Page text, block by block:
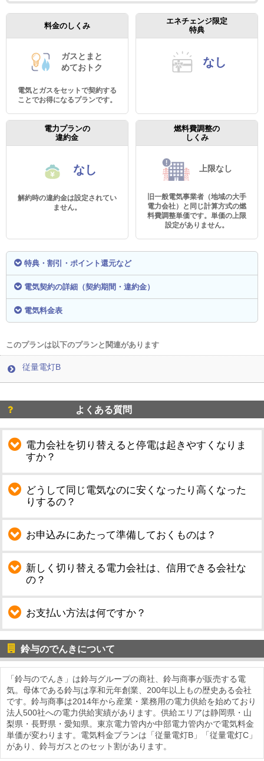
料金のしくみ
ガスとまと
めておトク
電気とガスをセットで契約する
ことでお得になるプランです。
エネチェンジ限定
特典
なし
電力プランの
違約金
なし
解約時の違約金は設定されてい
ません。
燃料費調整の
しくみ
上限なし
旧一般電気事業者（地域の大手
電力会社）と同じ計算方式の燃
料費調整単価です。単価の上限
設定がありません。
特典・割引・ポイント還元など
電気契約の詳細（契約期間・違約金）
電気料金表
このプランは以下のプランと関連があります
従量電灯B
よくある質問
電力会社を切り替えると停電は起きやすくなりま
すか？
どうして同じ電気なのに安くなったり高くなった
りするの？
お申込みにあたって準備しておくものは？
新しく切り替える電力会社は、信用できる会社な
の？
お支払い方法は何ですか？
鈴与のでんきについて
「鈴与のでんき」は鈴与グループの商社、鈴与商事が販売する電
気。母体である鈴与は享和元年創業、200年以上もの歴史ある会社
です。鈴与商事は2014年から産業・業務用の電力供給を始めており
法人500社への電力供給実績があります。供給エリアは静岡県・山
梨県・長野県・愛知県。東京電力管内か中部電力管内かで電気料金
単価が変わります。電気料金プランは「従量電灯B」「従量電灯C」
があり、鈴与ガスとのセット割があります。